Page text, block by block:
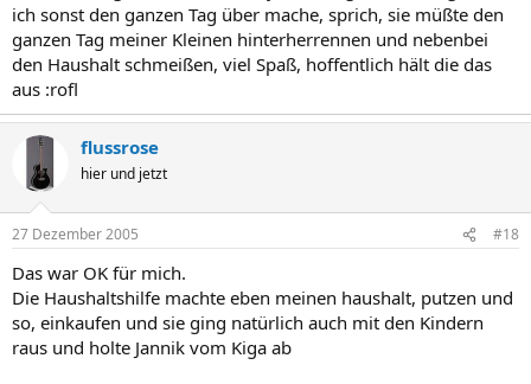
ich sonst den ganzen Tag über mache, sprich, sie müßte den
ganzen Tag meiner Kleinen hinterherrennen und nebenbei
den Haushalt schmeißen, viel Spaß, hoffentlich hält die das
aus :rofl
flussrose
hier und jetzt
27 Dezember 2005 #18
Das war OK für mich.
Die Haushaltshilfe machte eben meinen haushalt, putzen und
so, einkaufen und sie ging natürlich auch mit den Kindern
raus und holte Jannik vom Kiga ab